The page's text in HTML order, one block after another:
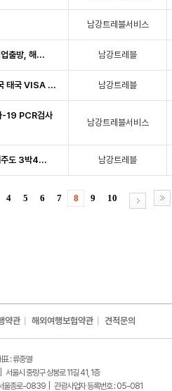
남강트레블서비스
출방, 해... 남강트레블
태국 VISA ... 남강트레블
-19 PCR검사
남강트레블서비스
도 3박4... 남강트레블
4 5 6 7 8 9 10
약관 해외여행보험약관 견적문의
: 류중열
울시 중랑구 상봉로 11길 41, 1층
울종로-0839 | 관광사업자 등록번호 : 05-081